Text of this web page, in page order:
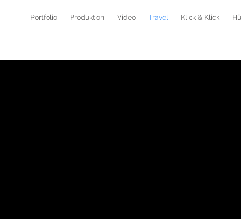
Portfolio Produktion Video Travel Klick & Klick